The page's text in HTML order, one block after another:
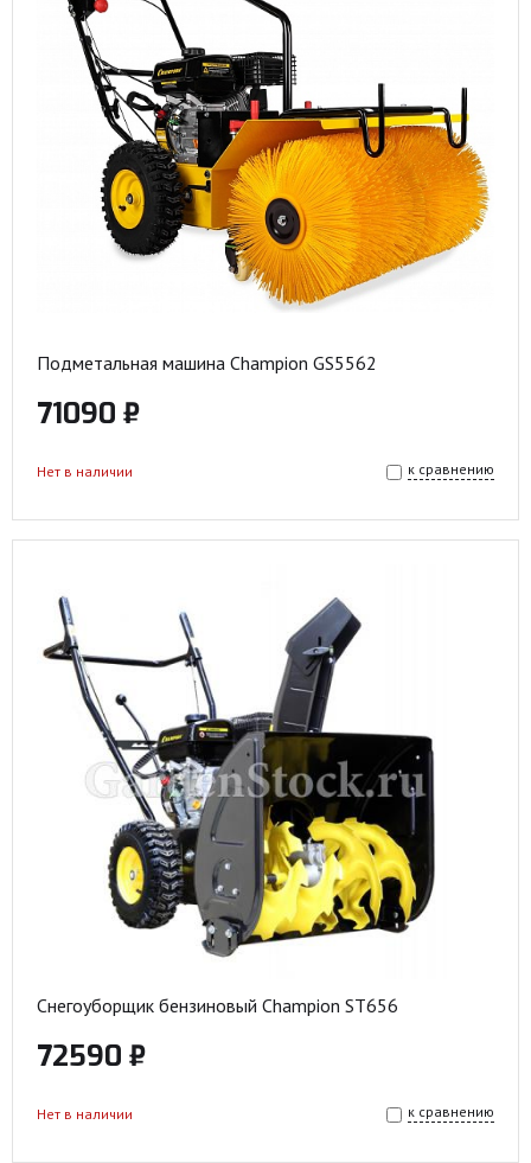
Подметальная машина Champion GS5562
71090 ₽
к сравнению
Нет в наличии
Снегоуборщик бензиновый Champion ST656
72590 ₽
к сравнению
Нет в наличии